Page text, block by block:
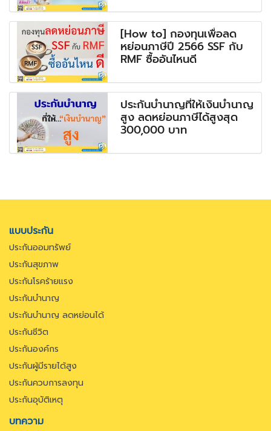
[How to] กองทุนเพื่อลด
หย่อนภาษีปี 2566 SSF กับ
RMF ซื้ออันไหนดี
ประกันบำนาญที่ให้เงินบำนาญ
สูง ลดหย่อนภาษีได้สูงสุด
300,000 บาท
แบบประกัน
ประกันออมทรัพย์
ประกันสุขภาพ
ประกันโรคร้ายแรง
ประกันบำนาญ
ประกันบำนาญ ลดหย่อนได้
ประกันชีวิต
ประกันองค์กร
ประกันผู้มีรายได้สูง
ประกันควบการลงทุน
ประกันอุบัติเหตุ
บทความ